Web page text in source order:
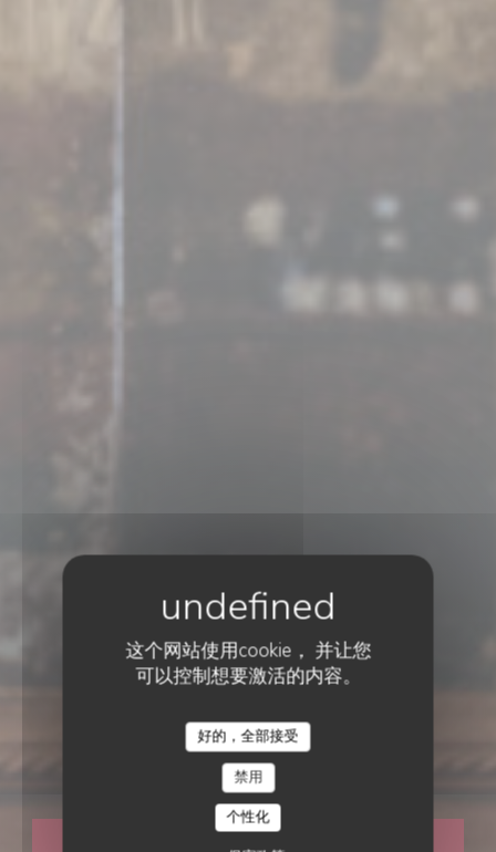
这个网站使用cookie， 并让您
可以控制想要激活的内容。
好的，全部接受
禁用
个性化
Le Paris 16